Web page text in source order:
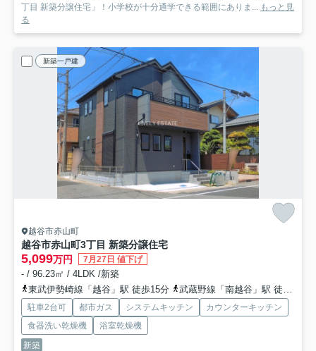
丁目 新築分譲住宅」！小学校が十分通学できる範囲にありま...
もっと見
る
新築一戸建
越谷市赤山町
越谷市赤山町3丁目 新築分譲住宅
5,099万円 7月27日 値下げ
- / 96.23㎡ / 4LDK /新築
東武伊勢崎線「越谷」駅 徒歩15分
武蔵野線「南越谷」駅 徒歩19分
駐車2台可 都市ガス システムキッチン
カウンターキッチン
食器洗い乾燥機
浴室乾燥機
新築